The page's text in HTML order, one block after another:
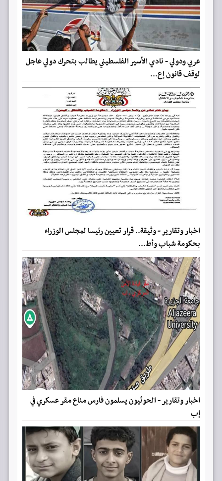
عربي ودولي - نادي الأسير الفلسطيني يطالب بتحرك دولي عاجل
لوقف قانون إع...
اخبار وتقارير - وثيقة.. قرار تعيين رئيسا لمجلس الوزراء
بحكومة شباب وأط...
اخبار وتقارير - الحوثيون يسلمون فارس مناع مقر عسكري في
إب